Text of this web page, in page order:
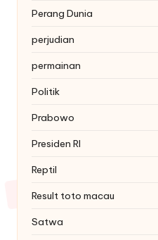
Perang Dunia
perjudian
permainan
Politik
Prabowo
Presiden RI
Reptil
Result toto macau
Satwa